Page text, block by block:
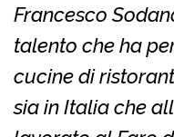
Francesco
talento che ha
cucine di
sia in Italia che